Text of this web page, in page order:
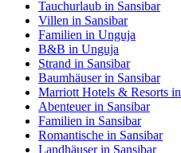
Tauchurlaub in Sansibar
Villen in Sansibar
Familien in Unguja
B&B in Unguja
Strand in Sansibar
Baumhäuser in Sansibar
Marriott Hotels & Resorts
Abenteuer in Sansibar
Familien in Sansibar
Romantische in Sansibar
Landhäuser in Sansibar